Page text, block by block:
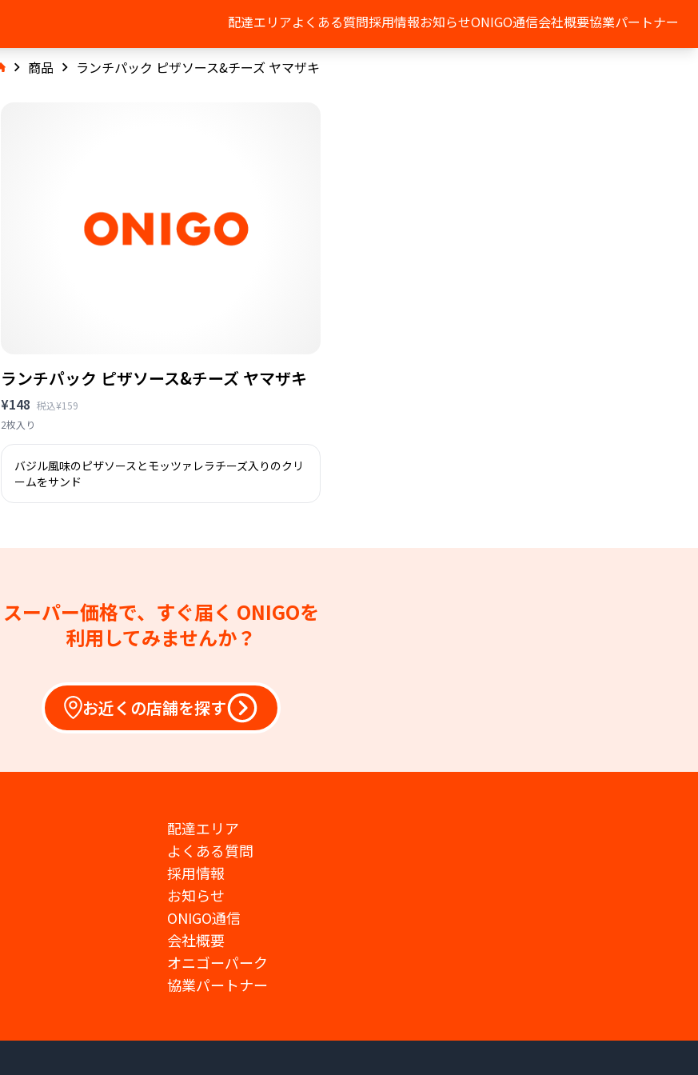
配達エリアよくある質問採用情報お知らせONIGO通信会社概要協業パートナー
商品 ランチパック ピザソース&チーズ ヤマザキ
ランチパック ピザソース&チーズ ヤマザキ
¥148 税込¥159
2枚入り
バジル風味のピザソースとモッツァレラチーズ入りのクリ
ームをサンド
スーパー価格で、すぐ届く ONIGOを
利用してみませんか？
お近くの店舗を探す
配達エリア
よくある質問
採用情報
お知らせ
ONIGO通信
会社概要
オニゴーパーク
協業パートナー